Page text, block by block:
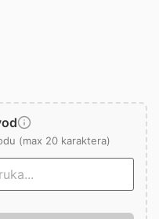
(max 20 karaktera)